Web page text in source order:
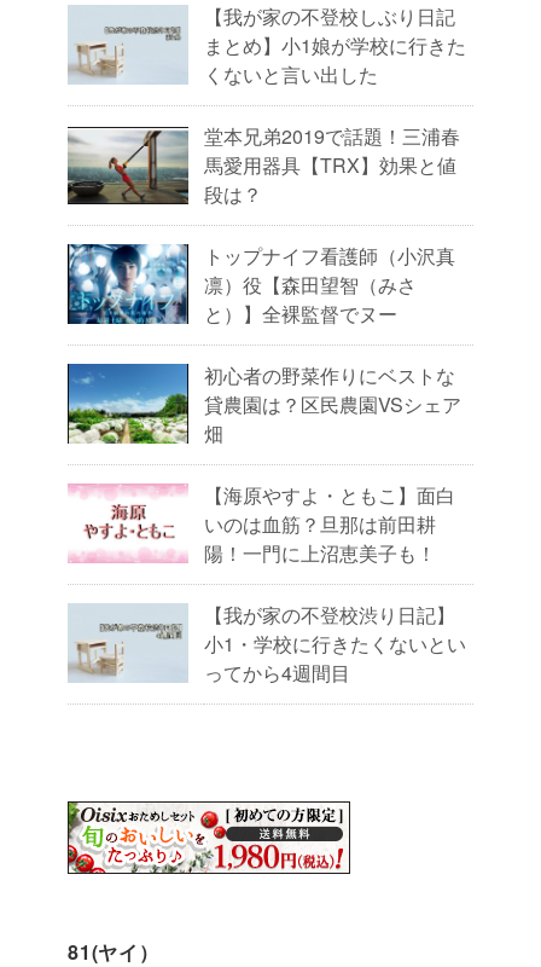
【我が家の不登校しぶり日記
まとめ】小1娘が学校に行きた
くないと言い出した
堂本兄弟2019で話題！三浦春
馬愛用器具【TRX】効果と値
段は？
トップナイフ看護師（小沢真
凛）役【森田望智（みさ
と）】全裸監督でヌー
初心者の野菜作りにベストな
貸農園は？区民農園VSシェア
畑
【海原やすよ・ともこ】面白
いのは血筋？旦那は前田耕
陽！一門に上沼恵美子も！
【我が家の不登校渋り日記】
小1・学校に行きたくないとい
ってから4週間目
81(ヤイ）